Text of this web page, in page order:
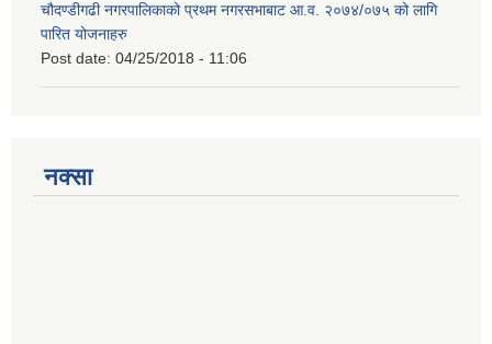
चौदण्डीगढी नगरपालिकाको प्रथम नगरसभाबाट आ.व. २०७४/०७५ को लागि
पारित योजनाहरु
Post date: 04/25/2018 - 11:06
नक्सा